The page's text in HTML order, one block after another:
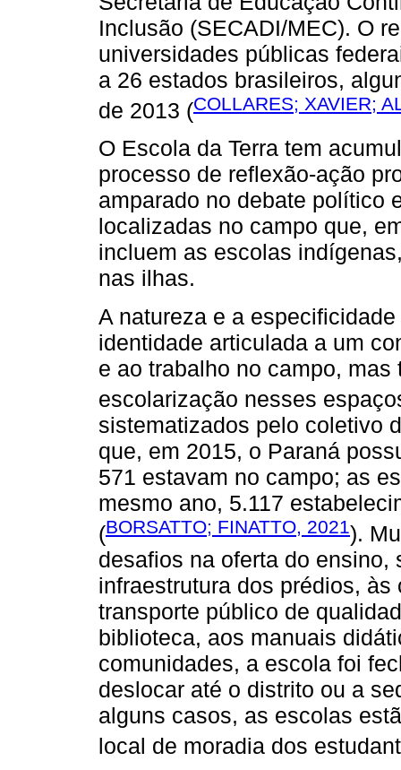
Inclusão (SECADI/MEC). O
universidades públicas
a 26 estados brasileiros,
de 2013 (COLLARES; XAVIER;
O Escola da Terra tem
processo de reflexão-ação
amparado no debate político
localizadas no campo que,
incluem as escolas
nas ilhas.
A natureza e a
identidade articulada a um
e ao trabalho no campo,
escolarização nesses
sistematizados pelo coletivo
que, em 2015, o Paraná
571 estavam no campo; as
mesmo ano, 5.117
(BORSATTO; FINATTO, 2021).
desafios na oferta do
infraestrutura dos prédios,
transporte público de
biblioteca, aos manuais
comunidades, a escola foi
deslocar até o distrito ou a
alguns casos, as escolas
local de moradia dos